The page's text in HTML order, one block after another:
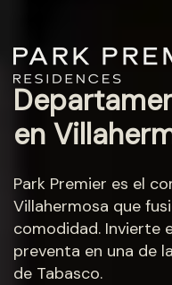
en
Park Premier es el
Villahermosa que
comodidad. Invierte
preventa en una de
de Tabasco.